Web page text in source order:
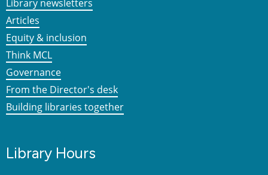
Library newsletters
Articles
Equity & inclusion
Think MCL
Governance
From the Director's desk
Building libraries together
Library Hours